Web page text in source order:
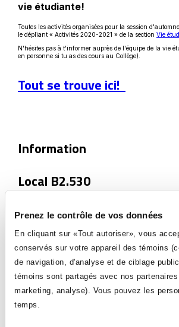
Prenez le contrôle de vos données
En cliquant sur «Tout autoriser», vous
conservés sur votre appareil des témoins
de navigation, d'analyse et de ciblage
témoins sont partagés avec nos
marketing, analyse). Vous pouvez les
temps.
vie étudiante!
Toutes les activités organisées pour la session
le dépliant « Activités 2020-2021 » de la section Vie
N'hésites pas à t'informer auprès de l'équipe de la vie
en personne si tu as des cours au Collège).
Tout se trouve ici!
Information
Local B2.530
sic.qc.ca